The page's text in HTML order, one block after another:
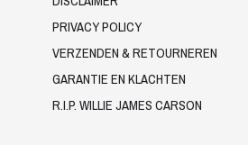
PRIVACY POLICY
VERZENDEN & RETOURNEREN
GARANTIE EN KLACHTEN
R.I.P. WILLIE JAMES CARSON